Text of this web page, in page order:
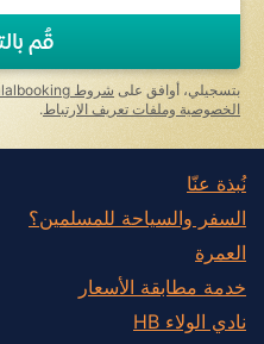
Stirling
West Dunbartonshire
West Lothian
Western Isles
أرغيل وبيوت
المرتفعات
بيرث وكينروس
غلاسكو
ignore
this
field
قُم
بتسجيلي، أوافق على شروط Halalbooking للاستخدام
الخصوصية وملفات تعريف الارتباط .
نُبذة عنّا
السفر والسياحة للمسلمين؟
العمرة
خدمة مطابقة الأسعار
نادي الولاء HB